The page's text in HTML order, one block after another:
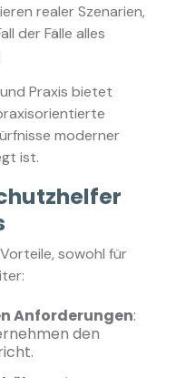
realer Szenarien,
der Fälle alles
Praxis bietet
moderner
ist.
sowohl für
Anforderungen:
den